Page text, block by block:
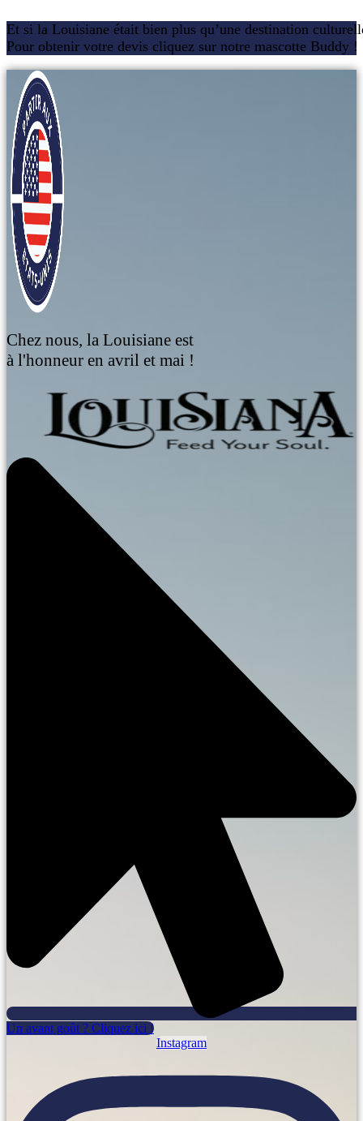
Et si la Louisiane était bien plus qu’une destination
Pour obtenir votre devis cliquez sur notre mascotte Buddy !
Chez nous, la Louisiane est
à l'honneur en avril et mai !
Un avant goût ? Cliquez ici !
Instagram